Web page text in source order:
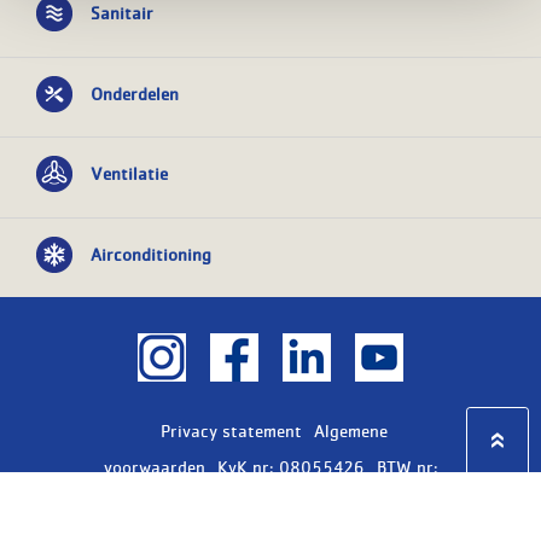
Sanitair
Onderdelen
Ventilatie
Airconditioning
Privacy statement
Algemene
voorwaarden
KvK nr: 08055426
BTW nr: